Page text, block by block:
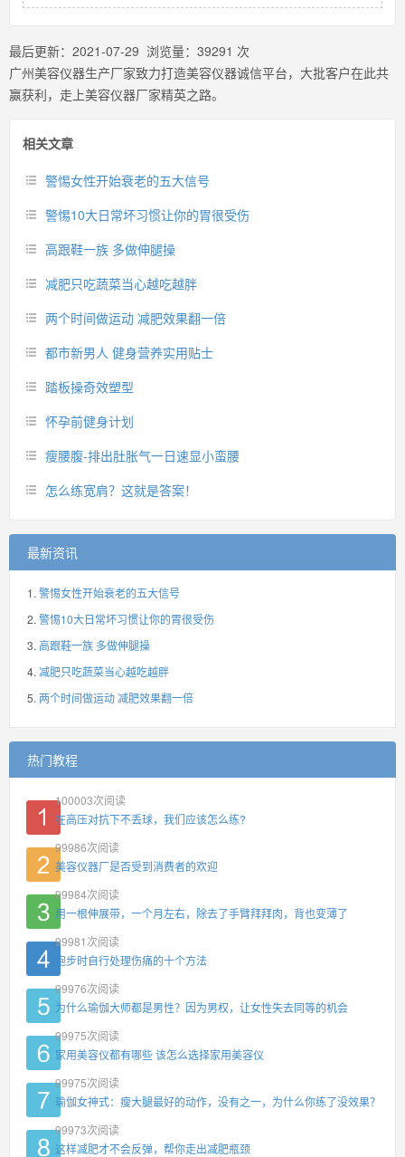
最后更新： 2021-07-29 浏览量： 39291 次
广州美容仪器生产厂家致力打造美容仪器诚信平台，大批客户在此共
赢获利，走上美容仪器厂家精英之路。
相关文章
警惕女性开始衰老的五大信号
警惕10大日常坏习惯让你的胃很受伤
高跟鞋一族 多做伸腿操
减肥只吃蔬菜当心越吃越胖
两个时间做运动 减肥效果翻一倍
都市新男人 健身营养实用贴士
踏板操奇效塑型
怀孕前健身计划
瘦腰腹-排出肚胀气一日速显小蛮腰
怎么练宽肩？这就是答案！
最新资讯
警惕女性开始衰老的五大信号
警惕10大日常坏习惯让你的胃很受伤
高跟鞋一族 多做伸腿操
减肥只吃蔬菜当心越吃越胖
两个时间做运动 减肥效果翻一倍
热门教程
100003次阅读
在高压对抗下不丢球，我们应该怎么练?
99986次阅读
美容仪器厂是否受到消费者的欢迎
99984次阅读
用一根伸展带，一个月左右，除去了手臂拜拜肉，背也变薄了
99981 次阅读
跑步时自行处理伤痛的十个方法
99976次阅读
为什么瑜伽大师都是男性？因为男权，让女性失去同等的机会
99975次阅读
家用美容仪都有哪些 该怎么选择家用美容仪
99975次阅读
瑜伽女神式：瘦大腿最好的动作，没有之一，为什么你练了没效果？
99973次阅读
这样减肥才不会反弹，帮你走出减肥瓶颈